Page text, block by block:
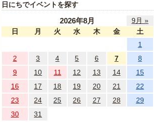
日にちでイベントを探す
2026年8月
9月 »
日
月 火 水 木 金
土
1
2
3 4 5 6 7
8
9
10 11 12 13 14
15
16
17 18 19 20 21
22
23
24 25 26 27 28
29
30
31